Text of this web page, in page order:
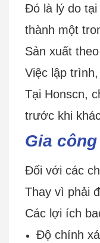
Đó là lý do tại
thành một
Sản xuất
Việc lập
Tại Honscn,
trước khi
Gia
Đối với các
Thay vì phải
Các lợi ích
Độ chính